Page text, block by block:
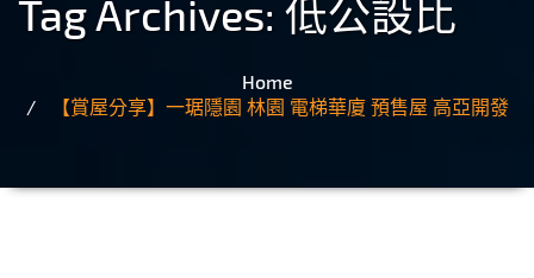
Tag Archives: 低公設比
Home
【賞屋分享】一琚隱園 林園 電梯華廈 預售屋 高亞開發